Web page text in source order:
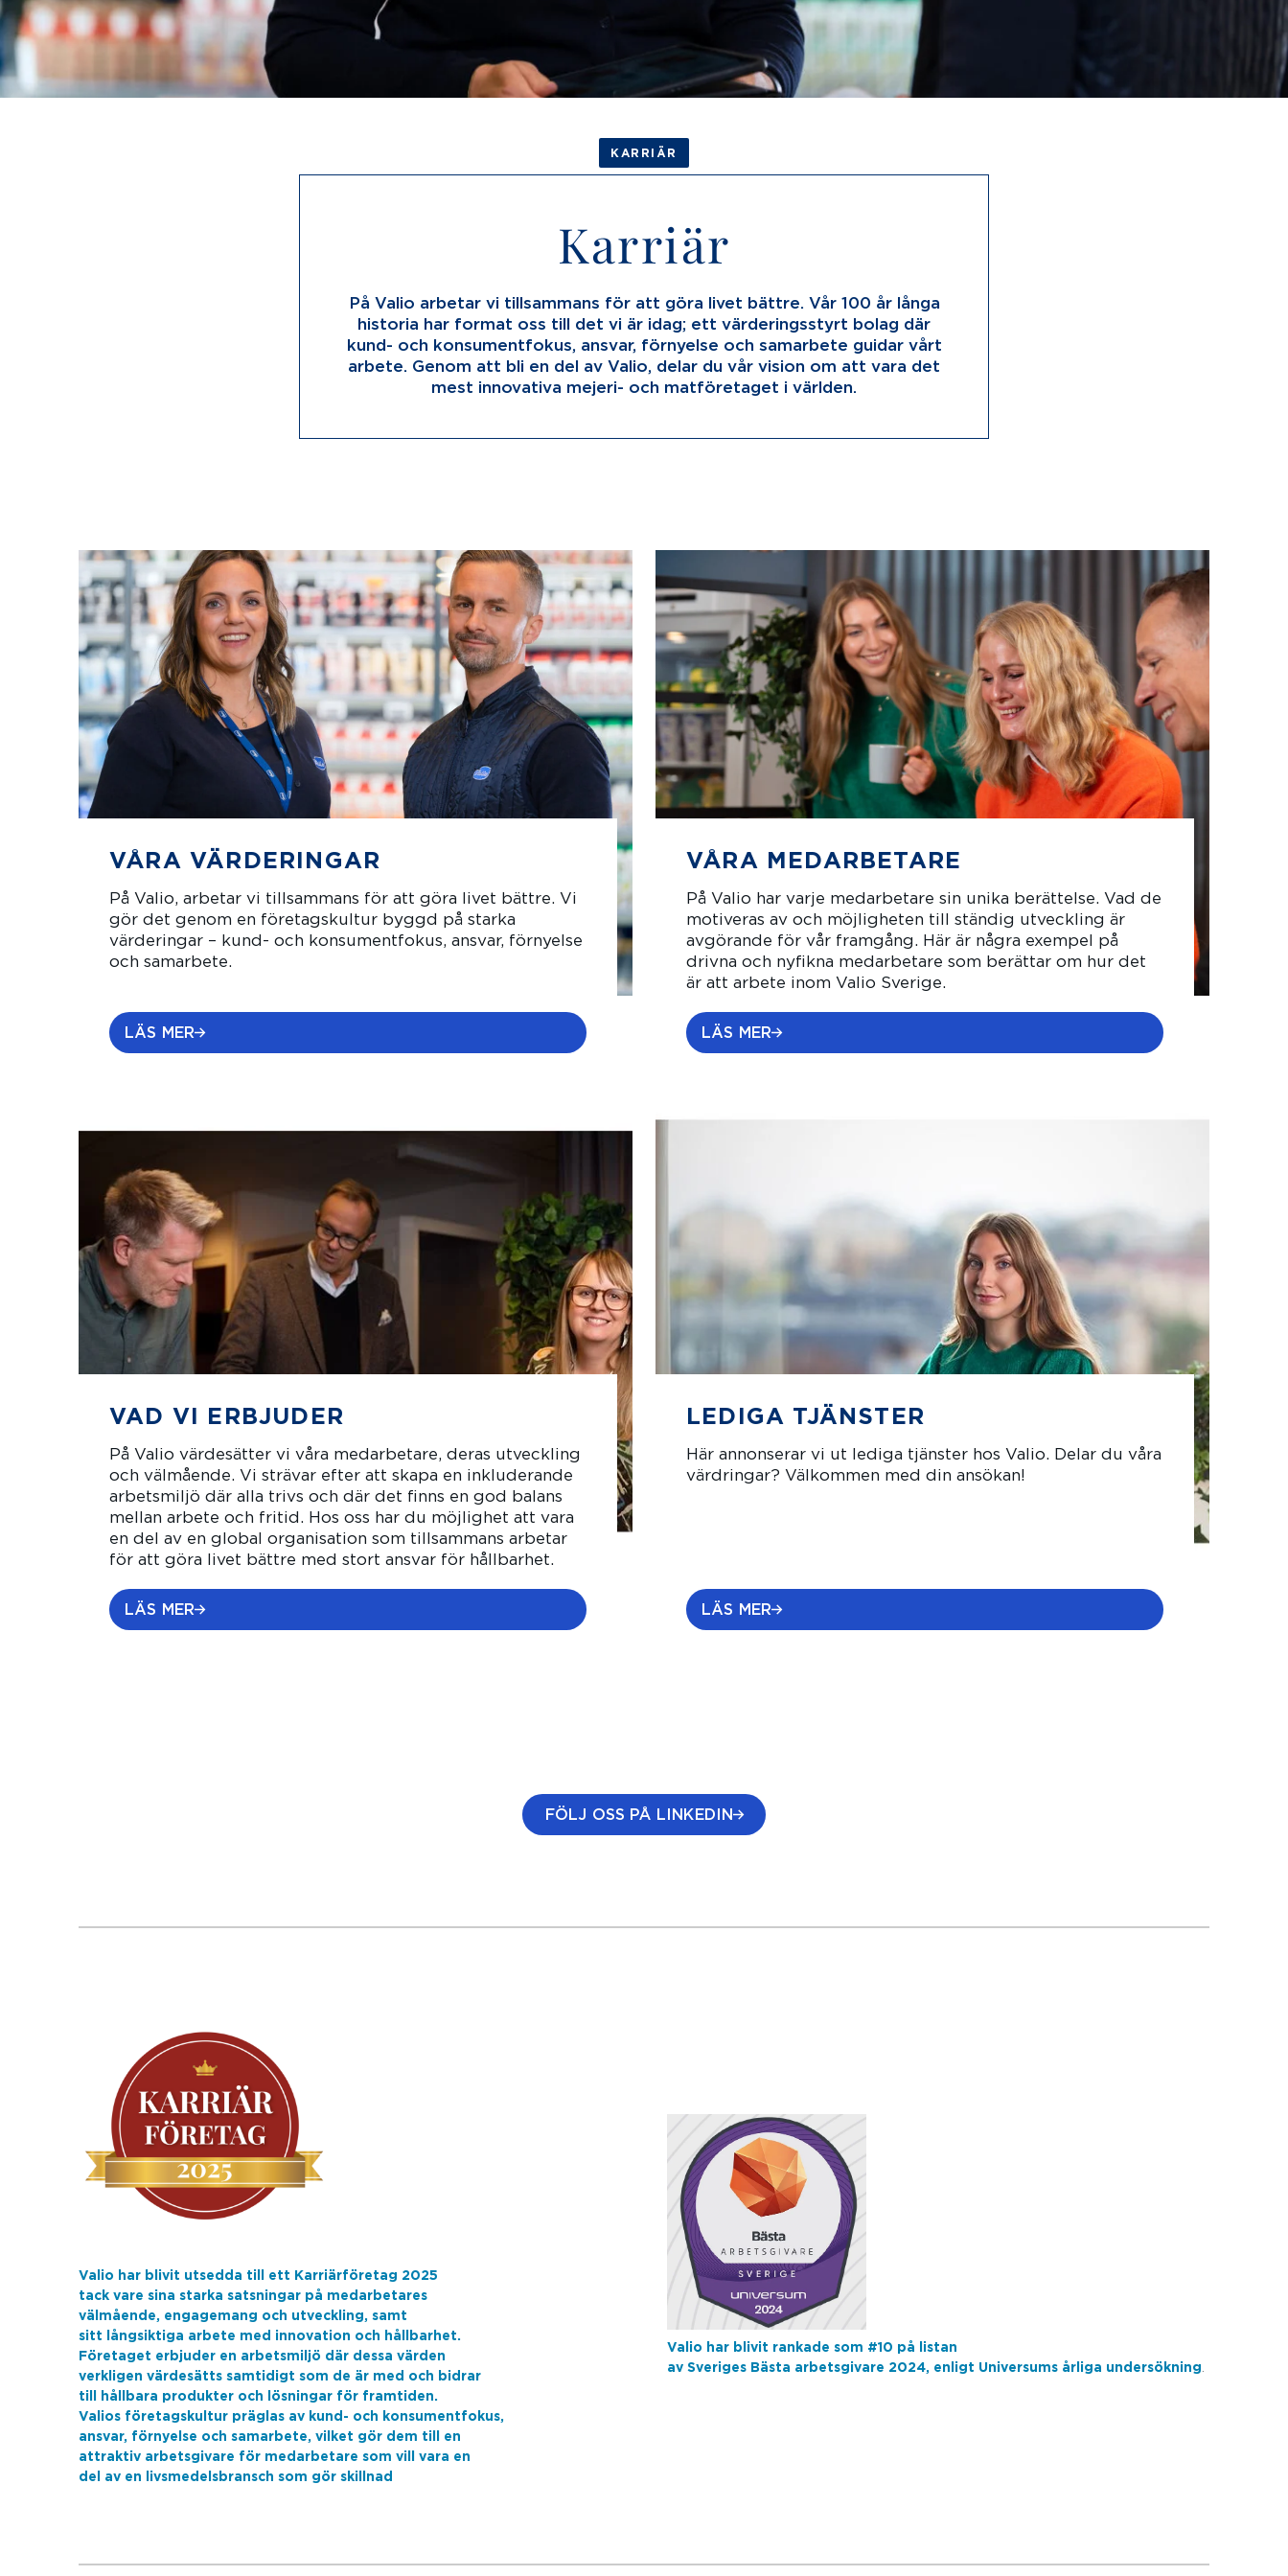
KARRIÄR
Karriär
På Valio arbetar vi tillsammans för att göra livet bättre. Vår 100 år långa
historia har format oss till det vi är idag; ett värderingsstyrt bolag där
kund- och konsumentfokus, ansvar, förnyelse och samarbete guidar vårt
arbete. Genom att bli en del av Valio, delar du vår vision om att vara det
mest innovativa mejeri- och matföretaget i världen.
VÅRA VÄRDERINGAR
På Valio, arbetar vi tillsammans för att göra livet bättre. Vi
gör det genom en företagskultur byggd på starka
värderingar – kund- och konsumentfokus, ansvar, förnyelse
och samarbete.
LÄS MER
VÅRA MEDARBETARE
På Valio har varje medarbetare sin unika berättelse. Vad de
motiveras av och möjligheten till ständig utveckling är
avgörande för vår framgång. Här är några exempel på
drivna och nyfikna medarbetare som berättar om hur det
är att arbete inom Valio Sverige.
LÄS MER
VAD VI ERBJUDER
På Valio värdesätter vi våra medarbetare, deras utveckling
och välmående. Vi strävar efter att skapa en inkluderande
arbetsmiljö där alla trivs och där det finns en god balans
mellan arbete och fritid. Hos oss har du möjlighet att vara
en del av en global organisation som tillsammans arbetar
för att göra livet bättre med stort ansvar för hållbarhet.
LÄS MER
LEDIGA TJÄNSTER
Här annonserar vi ut lediga tjänster hos Valio. Delar du våra
värdringar? Välkommen med din ansökan!
LÄS MER
FÖLJ OSS PÅ LINKEDIN
(ÖPPNAS I EN NY FLIK)
Valio har blivit utsedda till ett Karriärföretag 2025
tack vare sina starka satsningar på medarbetares
välmående, engagemang och utveckling, samt
sitt långsiktiga arbete med innovation och hållbarhet.
Företaget erbjuder en arbetsmiljö där dessa värden
verkligen värdesätts samtidigt som de är med och bidrar
till hållbara produkter och lösningar för framtiden.
Valios företagskultur präglas av kund- och konsumentfokus,
ansvar, förnyelse och samarbete, vilket gör dem till en
attraktiv arbetsgivare för medarbetare som vill vara en
del av en livsmedelsbransch som gör skillnad
Valio har blivit rankade som #10 på listan
av Sveriges Bästa arbetsgivare 2024, enligt Universums årliga undersökning